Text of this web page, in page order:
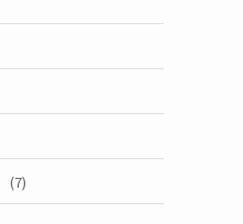
(7)